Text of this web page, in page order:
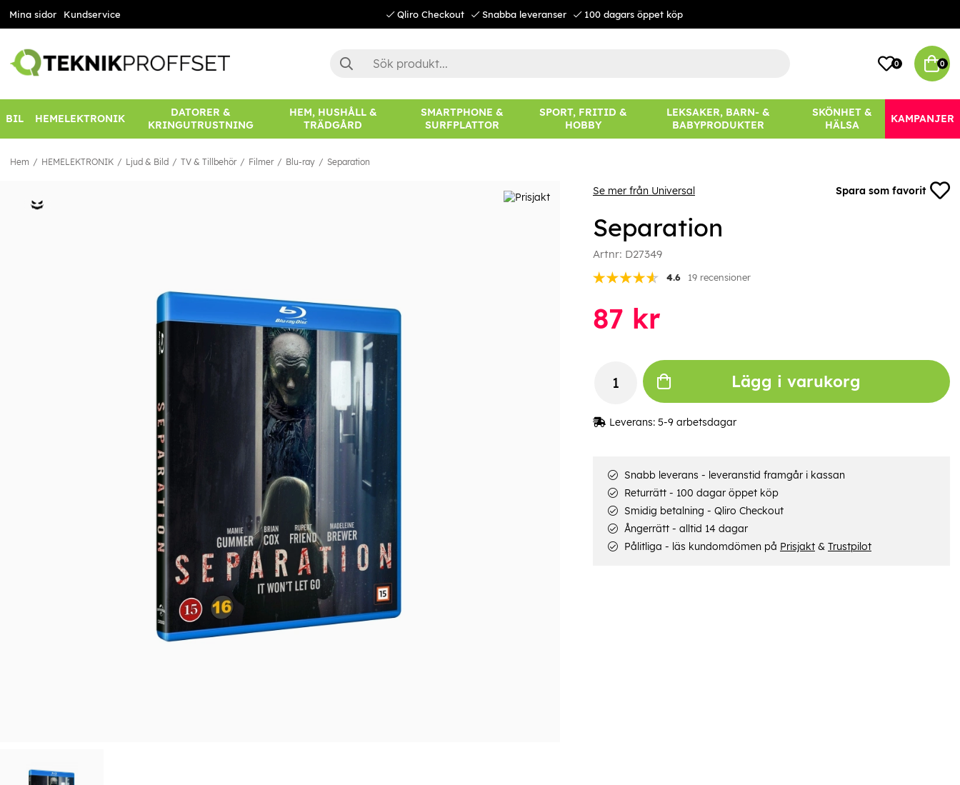
Mina sidor Kundservice Qliro Checkout Snabba leveranser 100 dagars öppet köp
0 0
BIL HEMELEKTRONIK
DATORER &
KRINGUTRUSTNING
HEM, HUSHÅLL &
TRÄDGÅRD
SMARTPHONE &
SURFPLATTOR
SPORT, FRITID &
HOBBY
LEKSAKER, BARN- &
BABYPRODUKTER
SKÖNHET &
HÄLSA
KAMPANJER
Hem HEMELEKTRONIK Ljud & Bild TV & Tillbehör Filmer Blu-ray Separation
Se mer från Universal Spara som favorit
Separation
Artnr: D27349
4.6 19 recensioner
87 kr
Lägg i varukorg
Leverans: 5-9 arbetsdagar
Snabb leverans - leveranstid framgår i kassan
Returrätt - 100 dagar öppet köp
Smidig betalning - Qliro Checkout
Ångerrätt - alltid 14 dagar
Pålitliga - läs kundomdömen på Prisjakt& Trustpilot